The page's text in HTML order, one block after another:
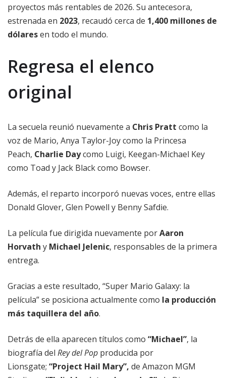
proyectos más rentables de 2026. Su antecesora,
estrenada en 2023, recaudó cerca de 1,400 millones de
dólaresen todo el mundo.
Regresa el elenco
original
La secuela reunió nuevamente a Chris Pratt como la
voz de Mario, Anya Taylor-Joy como la Princesa
Peach, Charlie Daycomo Luigi, Keegan-Michael Key
como Toad y Jack Black como Bowser.
Además, el reparto incorporó nuevas voces, entre ellas
Donald Glover, Glen Powell y Benny Safdie.
La película fue dirigida nuevamente porAaron
Horvath y Michael Jelenic, responsables de la primera
entrega.
Gracias a este resultado, “Super Mario Galaxy: la
película” se posiciona actualmente como la producción
más taquillera del año.
Detrás de ella aparecen títulos como “Michael”, la
biografía del Rey del Pop producida por
Lionsgate; “Project Hail Mary”, de Amazon MGM